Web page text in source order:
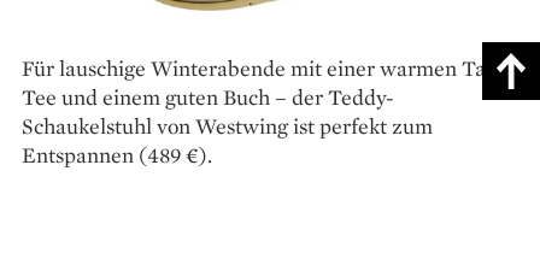
Für lauschige Winterabende mit einer ­warmen Tasse
Tee und einem guten Buch – der Teddy-
Schaukelstuhl von Westwing ist perfekt zum
Entspannen (489 €).